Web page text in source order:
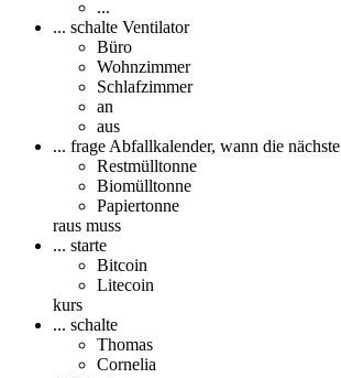
...
... schalte Ventilator
Büro
Wohnzimmer
Schlafzimmer
an
aus
... frage Abfallkalender, wann die nächste
Restmülltonne
Biomülltonne
Papiertonne
raus muss
... starte
Bitcoin
Litecoin
kurs
... schalte
Thomas
Cornelia